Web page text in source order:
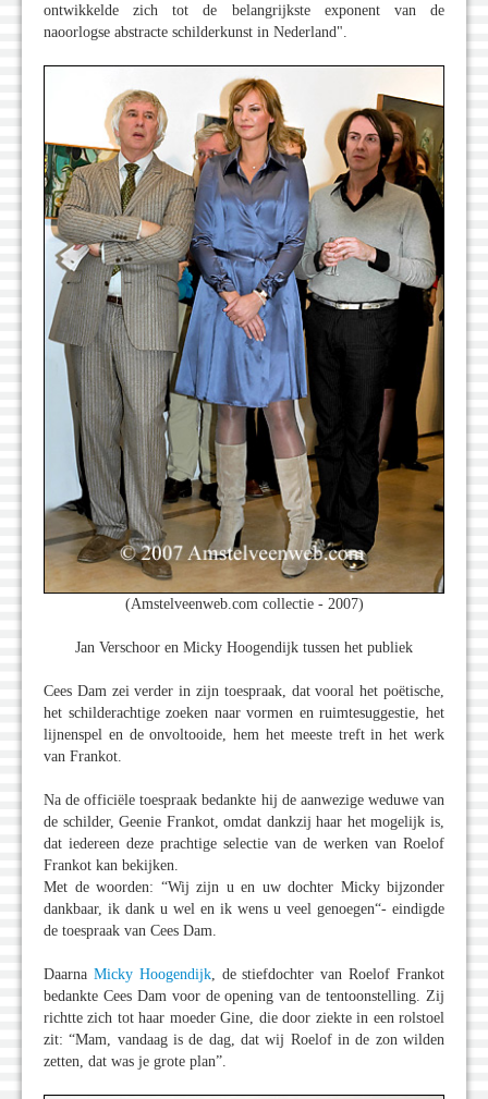
ontwikkelde zich tot de belangrijkste exponent van de
naoorlogse abstracte schilderkunst in Nederland".
(Amstelveenweb.com collectie - 2007)
Jan Verschoor en Micky Hoogendijk tussen het publiek
Cees Dam zei verder in zijn toespraak, dat vooral het poëtische,
het schilderachtige zoeken naar vormen en ruimtesuggestie, het
lijnenspel en de onvoltooide, hem het meeste treft in het werk
van Frankot.
Na de officiële toespraak bedankte hij de aanwezige weduwe van
de schilder, Geenie Frankot, omdat dankzij haar het mogelijk is,
dat iedereen deze prachtige selectie van de werken van Roelof
Frankot kan bekijken.
Met de woorden: “Wij zijn u en uw dochter Micky bijzonder
dankbaar, ik dank u wel en ik wens u veel genoegen“- eindigde
de toespraak van Cees Dam.
Daarna Micky Hoogendijk, de stiefdochter van Roelof Frankot
bedankte Cees Dam voor de opening van de tentoonstelling. Zij
richtte zich tot haar moeder Gine, die door ziekte in een rolstoel
zit: “Mam, vandaag is de dag, dat wij Roelof in de zon wilden
zetten, dat was je grote plan”.